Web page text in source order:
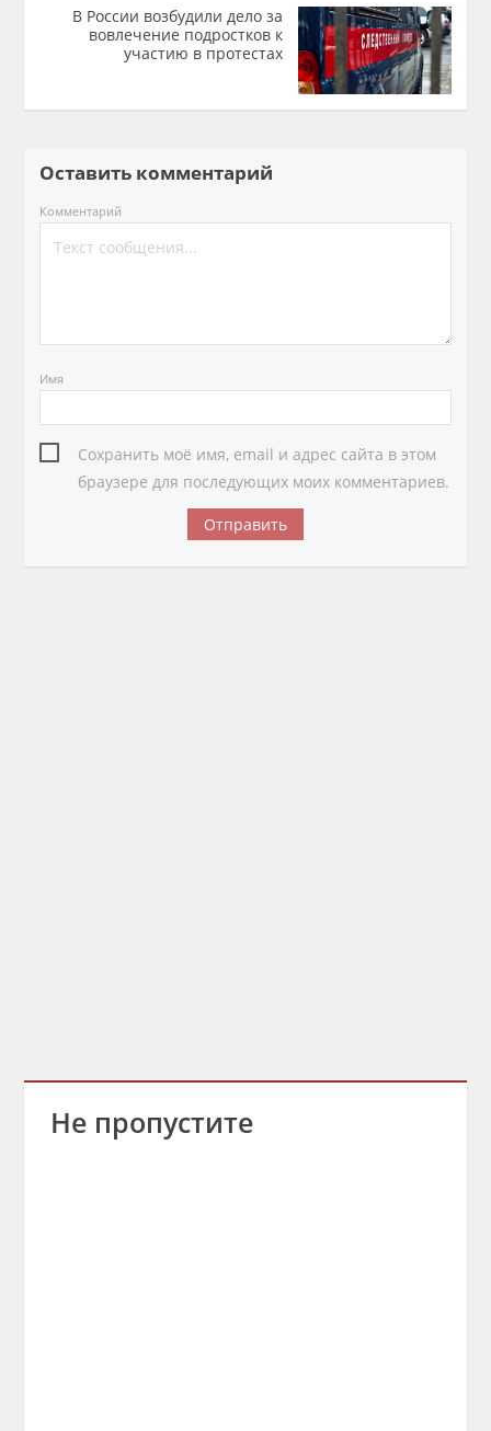
В России возбудили дело за
вовлечение подростков к
участию в протестах
Оставить комментарий
Комментарий
Имя
Сохранить моё имя, email и адрес сайта в этом
браузере для последующих моих комментариев.
Не пропустите